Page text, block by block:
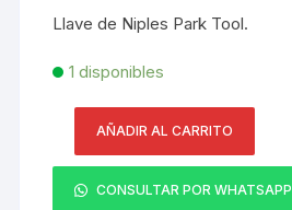
Llave de Niples Park Tool.
1 disponibles
de
Niples
AÑADIR AL CARRITO
CONSULTAR POR WHATSAPP